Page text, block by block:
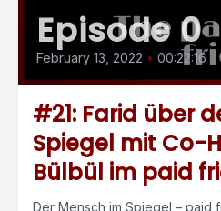
Episode 0
February 13, 2022 • 00:22:16
#21: Farid über
Spiegel mit Co-
Bülbül im paid
Der Mensch im Spiegel – paid